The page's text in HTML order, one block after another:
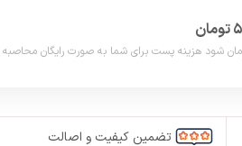
تضمین کیفیت و اصالت